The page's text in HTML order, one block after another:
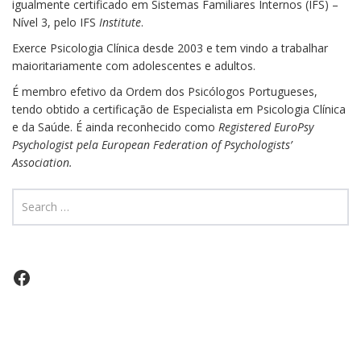
igualmente certificado em Sistemas Familiares Internos (IFS) –
Nível 3, pelo IFS Institute.
Exerce Psicologia Clínica desde 2003 e tem vindo a trabalhar
maioritariamente com adolescentes e adultos.
É membro efetivo da Ordem dos Psicólogos Portugueses,
tendo obtido a certificação de Especialista em Psicologia Clínica
e da Saúde. É ainda reconhecido como Registered EuroPsy
Psychologist pela European Federation of Psychologists’
Association.
Facebook